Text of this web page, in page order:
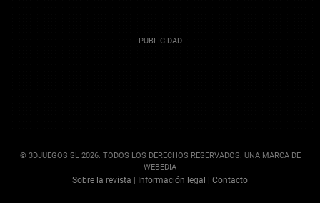
© 3DJUEGOS SL 2026. TODOS LOS DERECHOS RESERVADOS. UNA MARCA DE
WEBEDIA
Sobre la revista | Información legal | Contacto